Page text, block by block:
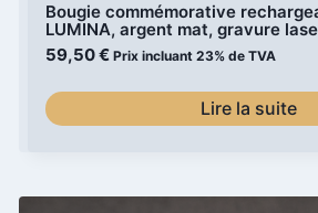
Bougie commémorative
LUMINA, argent mat, gravure
59,50€ Prix incluant 23% de TVA
Lire la suite